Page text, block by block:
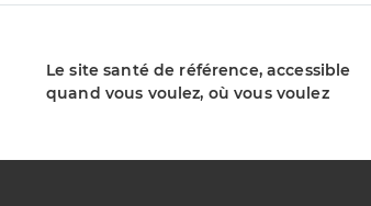
Le site santé de référence, accessible
quand vous voulez, où vous voulez